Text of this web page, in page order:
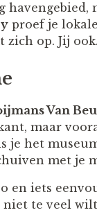
havengebied,
proef je
zich op. Jij ook.
Van
maar
je het
met je
en iets
te veel